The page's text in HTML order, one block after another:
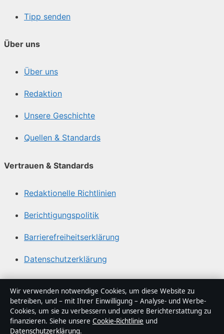
Tipp senden
Über uns
Über uns
Redaktion
Unsere Geschichte
Quellen & Standards
Vertrauen & Standards
Redaktionelle Richtlinien
Berichtigungspolitik
Barrierefreiheitserklärung
Datenschutzerklärung
Über Sachstruktur in Kürze
Sachstruktur ist ein unabhängiger digitaler
Nachrichtenanbieter mit Fokus auf Politik, Wirtschaft,
Wir verwenden notwendige Cookies, um diese Website zu
betreiben, und – mit Ihrer Einwilligung – Analyse- und Werbe-
Cookies, um sie zu verbessern und unsere Berichterstattung zu
finanzieren. Siehe unsere Cookie-Richtlinie und
Datenschutzerklärung.